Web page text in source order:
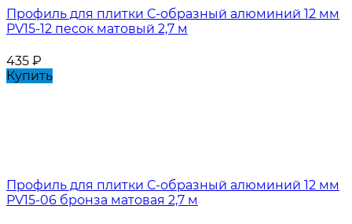
Профиль для плитки С-образный алюминий 12 мм
PV15-12 песок матовый 2,7 м
435 ₽
Купить
Профиль для плитки С-образный алюминий 12 мм
PV15-06 бронза матовая 2,7 м